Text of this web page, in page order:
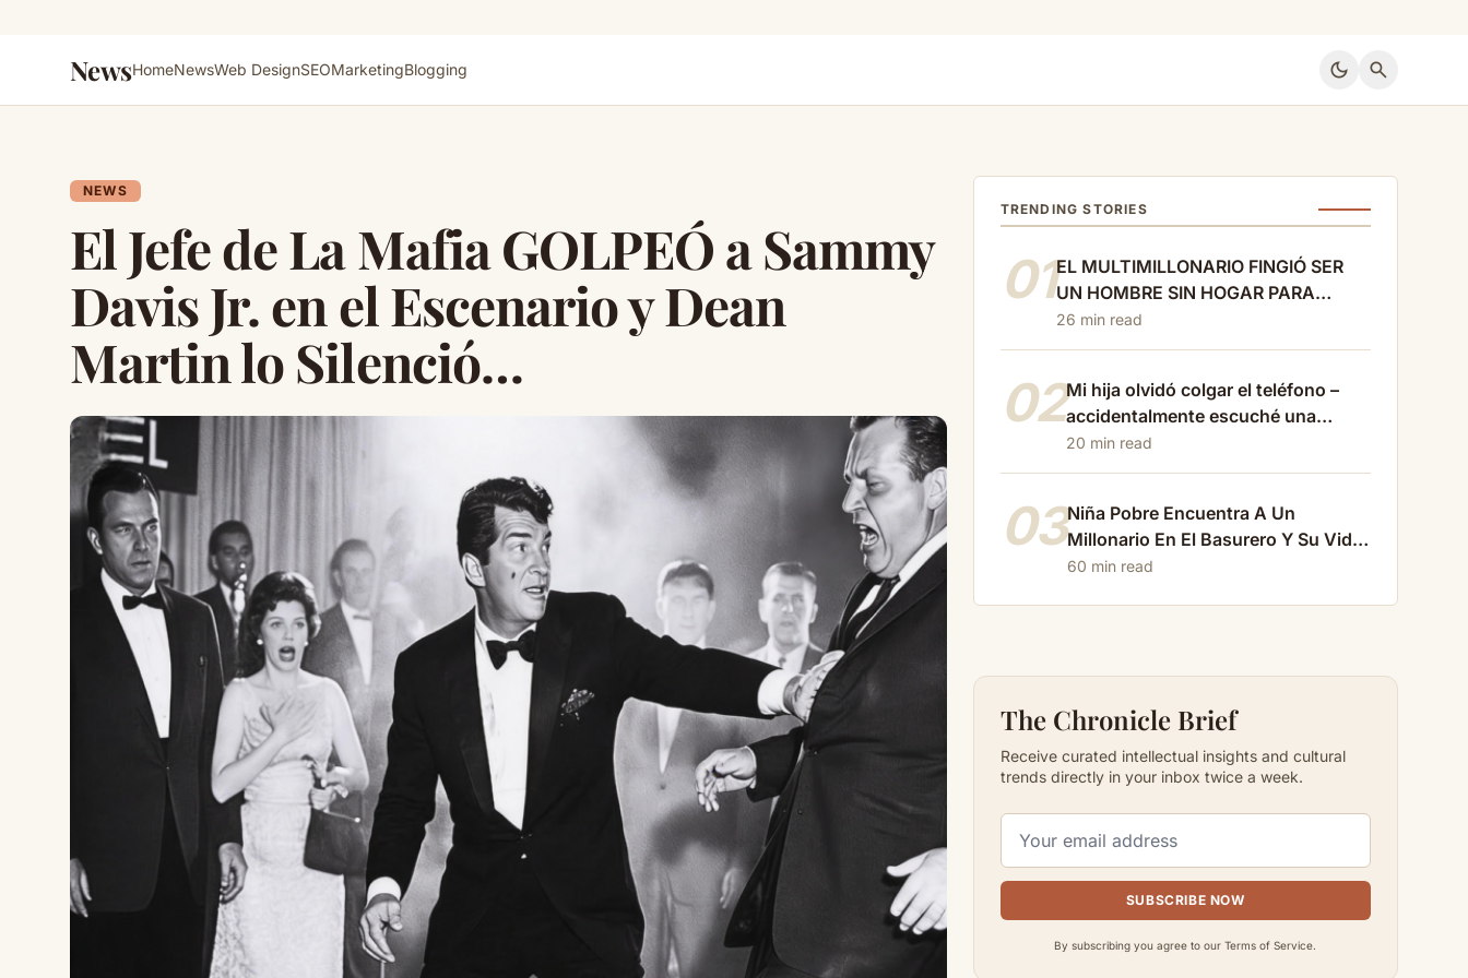
NewsHomeNewsWeb DesignSEOMarketingBlogging dark_mode search
NEWS
El Jefe de La Mafia GOLPEÓ a Sammy
Davis Jr. en el Escenario y Dean
Martin lo Silenció…
TRENDING STORIES
01EL MULTIMILLONARIO FINGIÓ SER
UN HOMBRE SIN HOGAR PARA
ENCONTRAR AMOR VERDADERO…
PERO SU MENTIRA CASI DESTRUYÓ
26 min read
02Mi hija olvidó colgar el teléfono –
accidentalmente escuché una
conversación cruel con…
20 min read
03Niña Pobre Encuentra A Un
Millonario En El Basurero Y Su Vida
Cambia Para Siempre…
60 min read
The Chronicle Brief
Receive curated intellectual insights and cultural
trends directly in your inbox twice a week.
SUBSCRIBE NOW
By subscribing you agree to our Terms of Service.